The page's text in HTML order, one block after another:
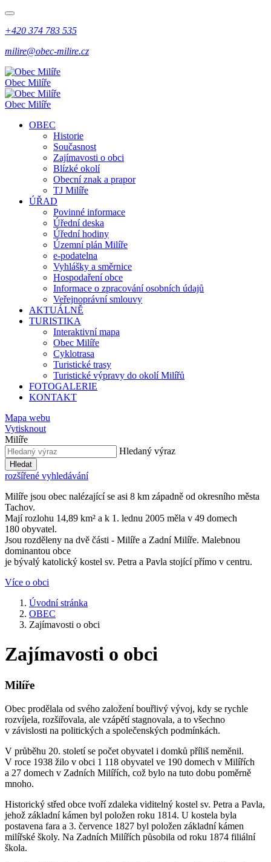
+420 374 783 535
milire@obec-milire.cz
Obec Milíře
Obec Milíře
OBEC
Historie
Současnost
Zajímavosti o obci
Blízké okolí
Obecní znak a prapor
TJ Milíře
ÚŘAD
Povinné informace
Úřední deska
Úřední hodiny
Územní plán Milíře
e-podatelna
Vyhlášky a směrnice
Hospodaření obce
Informace o zpracování osobních údajů
Veřejnoprávní smlouvy
AKTUÁLNĚ
TURISTIKA
Interaktivní mapa
Obec Milíře
Cyklotrasa
Turistické trasy
Turistické výpravy do okolí Milířů
FOTOGALERIE
KONTAKT
Mapa webu
Vytisknout
Milíře
Hledaný výraz
Hledat
rozšířené vyhledávání
Milíře jsou obec nalézající se asi 8 km západně od okresního města
Tachov.
Mají rozlohu 14,89 km² a k 1. lednu 2005 měla v 49 domech
180 obyvatel.
Jsou rozděleny na dvě části - Milíře a Zadní Milíře. Malebnou
dominantou obce
je bývalý katolický kostel sv. Petra a Pavla stojící přímo v centru.
Více o obci
Úvodní stránka
OBEC
Zajímavosti o obci
Zajímavosti o obci
Milíře
Obec prodělala od svého založení bouřlivý vývoj, kdy se rychle
rozvíjela, rozšiřovala, ale vzápětí stagnovala, a to všechno
v závislosti na politických a společenských podmínkách.
V průběhu 20. století se počet obyvatel i domků příliš neměnil.
V roce 1938 žilo v obci 1 118 obyvatel ve 190 domech v Milířích
a 27 domech v Zadních Milířích, což bylo na tuto dobu poměrně
mnoho.
Historický střed obce tvoří zdaleka viditelný kostel sv. Petra a Pavla,
jehož základní kámen byl položen roku 1814. U kostela byla
postavena fara a 3. července 1827 byl položen základní kámen
milířské školy. Na Zadních Milířích působila od roku 1874 filiální
škola.